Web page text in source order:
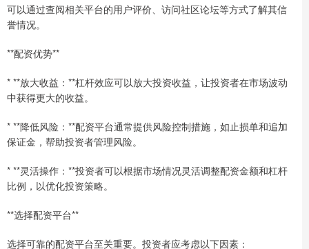
可以通过查阅相关平台的用户评价、访问社区论坛等方式了解其信
誉情况。
**配资优势**
* **放大收益：**杠杆效应可以放大投资收益，让投资者在市场波动
中获得更大的收益。
* **降低风险：**配资平台通常提供风险控制措施，如止损单和追加
保证金，帮助投资者管理风险。
* **灵活操作：**投资者可以根据市场情况灵活调整配资金额和杠杆
比例，以优化投资策略。
**选择配资平台**
选择可靠的配资平台至关重要。投资者应考虑以下因素：